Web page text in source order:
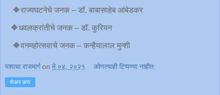
🔶राज्यघटनेचे जनक – डॉ. बाबासाहेब आंबेडकर
🔶धवलक्रांतीचे जनक – डॉ. कुरियन
🔶वनमहोत्सवाचे जनक – कन्हैयालाल मुन्शी
यशाचा राजमार्ग on मे ०४, २०२१ कोणत्याही टिप्पण्‍या नाहीत:
शेअर करा